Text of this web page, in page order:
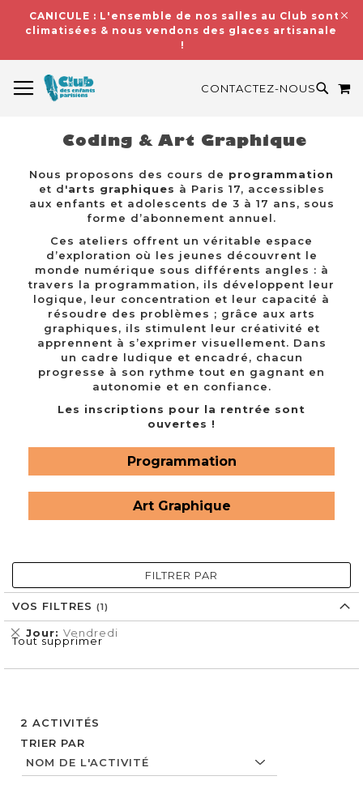
CANICULE : L'ensemble de nos salles au Club sont
climatisées & nous vendons des glaces artisanales
!
CONTACTEZ-NOUS
Coding & Art Graphique
Nous proposons des cours de programmation
et d'arts graphiques à Paris 17, accessibles
aux enfants et adolescents de 3 à 17 ans, sous
forme d’abonnement annuel.
Ces ateliers offrent un véritable espace
d’exploration où les jeunes découvrent le
monde numérique sous différents angles : à
travers la programmation, ils développent leur
logique, leur concentration et leur capacité à
résoudre des problèmes ; grâce aux arts
graphiques, ils stimulent leur créativité et
apprennent à s’exprimer visuellement. Dans
un cadre ludique et encadré, chacun
progresse à son rythme tout en gagnant en
autonomie et en confiance.
Les inscriptions pour la rentrée sont
ouvertes !
Programmation
Art Graphique
2 ACTIVITÉS
TRIER PAR
FILTRER PAR
VOS FILTRES
Jour Vendredi
Supprimer
cet
Tout supprimer